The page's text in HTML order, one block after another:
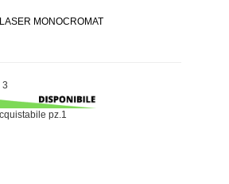
MONOCROMAT
3
pz.1